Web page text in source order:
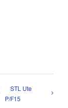
STL Ute
P/F15